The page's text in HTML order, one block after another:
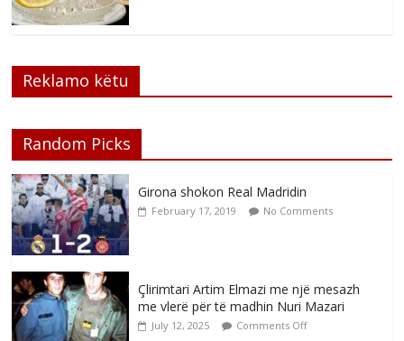
Reklamo këtu
Random Picks
Girona shokon Real Madridin
February 17, 2019 No Comments
Çlirimtari Artim Elmazi me një mesazh
me vlerë për të madhin Nuri Mazari
July 12, 2025 Comments Off